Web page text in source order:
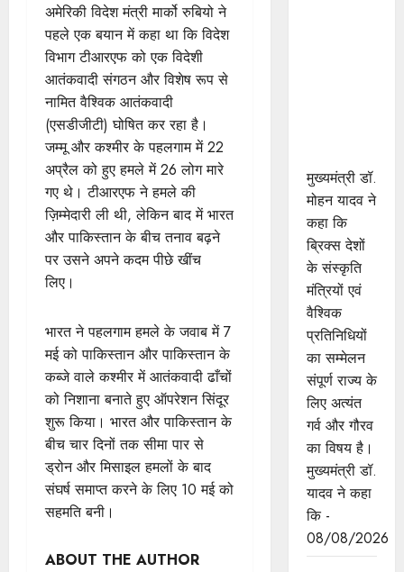
अमेरिकी विदेश मंत्री मार्को रुबियो ने
पहले एक बयान में कहा था कि विदेश
विभाग टीआरएफ को एक विदेशी
आतंकवादी संगठन और विशेष रूप से
नामित वैश्विक आतंकवादी
(एसडीजीटी) घोषित कर रहा है।
जम्मू और कश्मीर के पहलगाम में 22
अप्रैल को हुए हमले में 26 लोग मारे
गए थे। टीआरएफ ने हमले की
ज़िम्मेदारी ली थी, लेकिन बाद में भारत
और पाकिस्तान के बीच तनाव बढ़ने
पर उसने अपने कदम पीछे खींच
लिए।
भारत ने पहलगाम हमले के जवाब में 7
मई को पाकिस्तान और पाकिस्तान के
कब्जे वाले कश्मीर में आतंकवादी ढाँचों
को निशाना बनाते हुए ऑपरेशन सिंदूर
शुरू किया। भारत और पाकिस्तान के
बीच चार दिनों तक सीमा पार से
ड्रोन और मिसाइल हमलों के बाद
संघर्ष समाप्त करने के लिए 10 मई को
सहमति बनी।
ABOUT THE AUTHOR
मुख्यमंत्री डॉ.
मोहन यादव ने
कहा कि
ब्रिक्स देशों
के संस्कृति
मंत्रियों एवं
वैश्विक
प्रतिनिधियों
का सम्मेलन
संपूर्ण राज्य के
लिए अत्यंत
गर्व और गौरव
का विषय है।
मुख्यमंत्री डॉ.
यादव ने कहा
कि -
08/08/2026